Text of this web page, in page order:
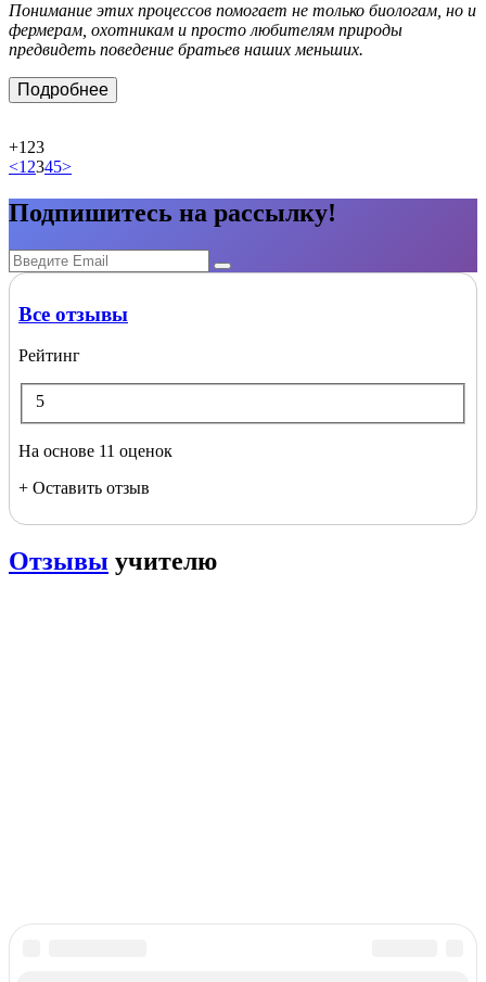
Понимание этих процессов помогает не только биологам, но и
фермерам, охотникам и просто любителям природы
предвидеть поведение братьев наших меньших.
Подробнее
+123
<1 2345>
Подпишитесь на рассылку!
Все отзывы
Рейтинг
5
На основе 11 оценок
+ Оставить отзыв
Отзывы учителю